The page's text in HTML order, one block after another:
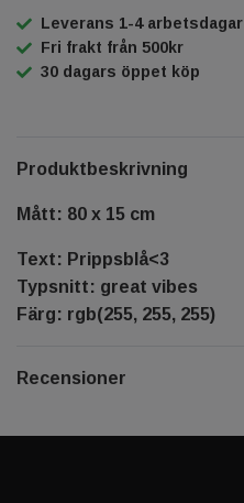
Leverans 1-4 arbetsdagar
Fri frakt från 500kr
30 dagars öppet köp
Produktbeskrivning
Mått: 80 x 15 cm
Text: Prippsblå<3
Typsnitt: great vibes
Färg: rgb(255, 255, 255)
Recensioner